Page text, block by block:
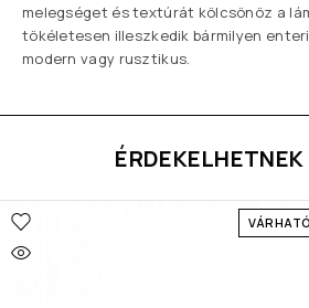
melegséget és textúrát kölcsönöz a
tökéletesen illeszkedik bármilyen
modern vagy rusztikus.